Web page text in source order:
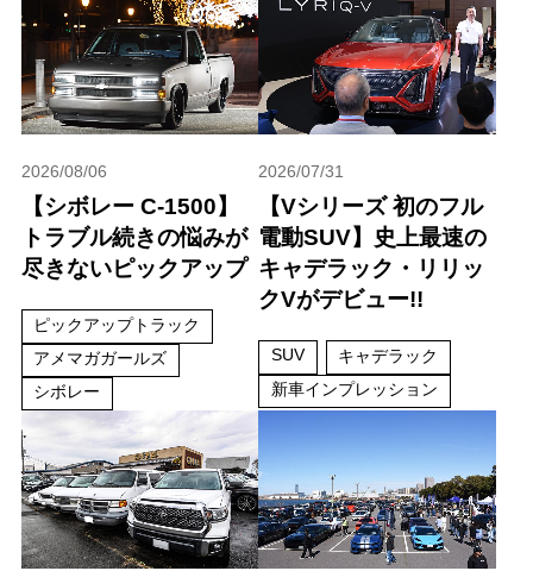
2026/08/06
【シボレー C-1500】
トラブル続きの悩みが
尽きないピックアップ
ピックアップトラック
アメマガガールズ
シボレー
2026/07/31
【Vシリーズ 初のフル
電動SUV】史上最速の
キャデラック・リリッ
クVがデビュー!!
SUV
キャデラック
新車インプレッション